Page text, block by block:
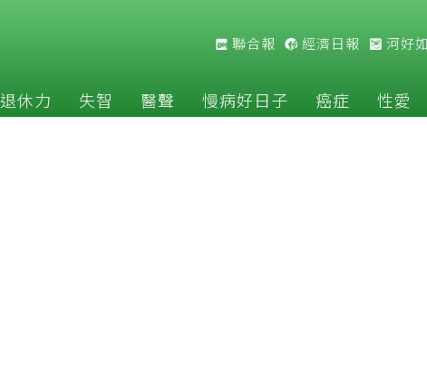
聯合報 經濟日報 河好
退休力 失智 醫聲 慢病好日子 癌症 性愛